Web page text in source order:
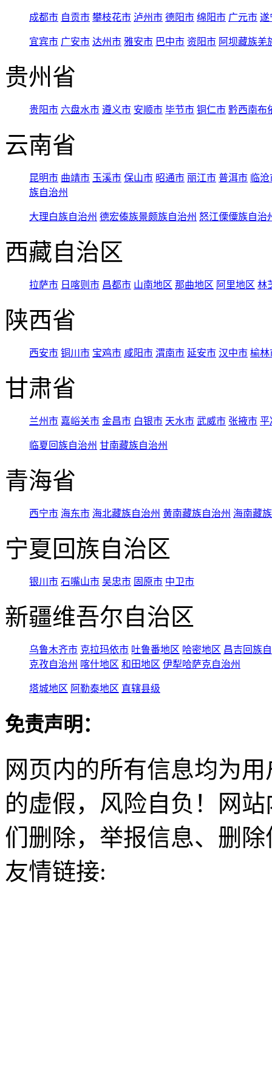
成都市 自贡市 攀枝花市 泸州市 德阳市 绵阳市 广元市 遂
宜宾市 广安市 达州市 雅安市 巴中市 资阳市 阿坝藏族羌
贵州省
贵阳市 六盘水市 遵义市 安顺市 毕节市 铜仁市 黔西南布
云南省
昆明市 曲靖市 玉溪市 保山市 昭通市 丽江市 普洱市 临
族自治州
大理白族自治州 德宏傣族景颇族自治州 怒江傈僳族自治
西藏自治区
拉萨市 日喀则市 昌都市 山南地区 那曲地区 阿里地区 林
陕西省
西安市 铜川市 宝鸡市 咸阳市 渭南市 延安市 汉中市 榆林
甘肃省
兰州市 嘉峪关市 金昌市 白银市 天水市 武威市 张掖市 平
临夏回族自治州 甘南藏族自治州
青海省
西宁市 海东市 海北藏族自治州 黄南藏族自治州 海南藏
宁夏回族自治区
银川市 石嘴山市 吴忠市 固原市 中卫市
新疆维吾尔自治区
乌鲁木齐市 克拉玛依市 吐鲁番地区 哈密地区 昌吉回族
克孜自治州 喀什地区 和田地区 伊犁哈萨克自治州
塔城地区 阿勒泰地区 直辖县级
免责声明：
网页内的所有信息均为
的虚假，风险自负！网
们删除，举报信息、删
友情链接: